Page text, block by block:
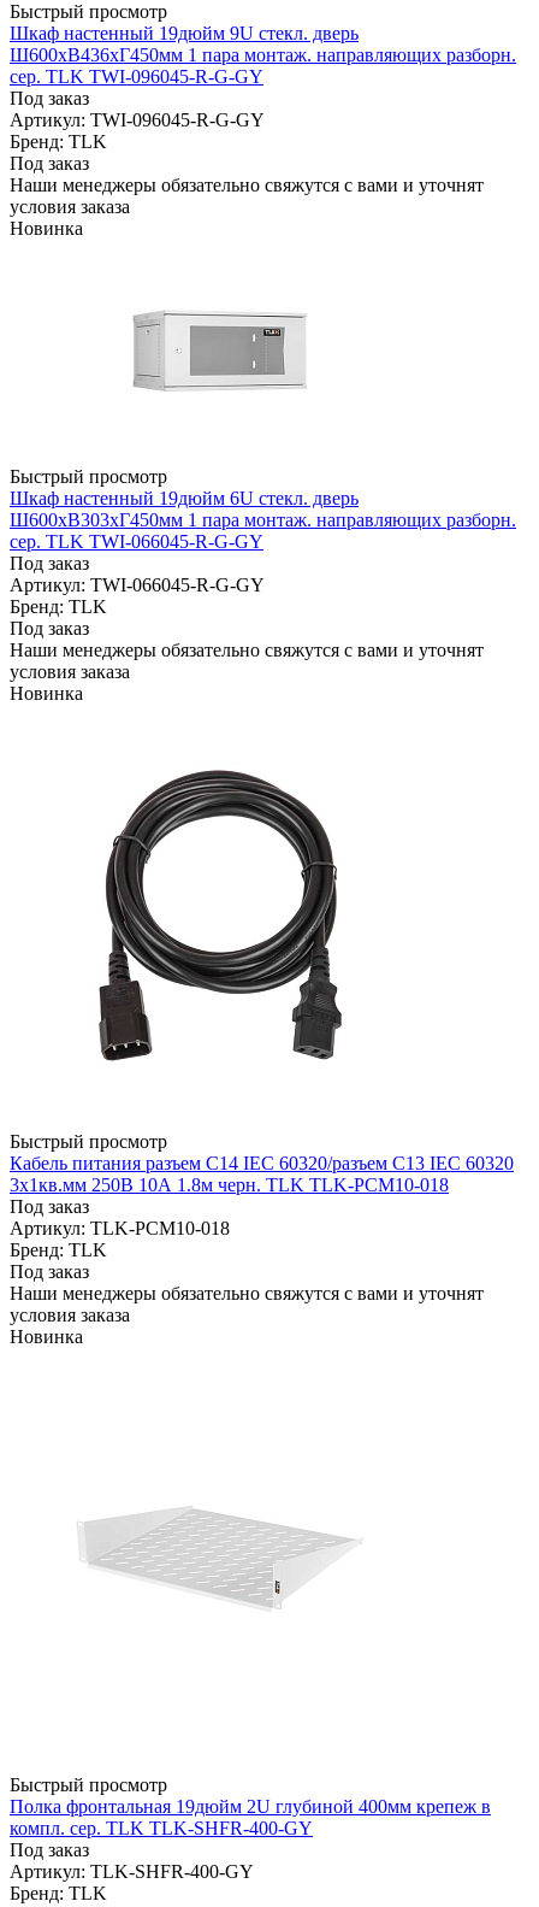
Быстрый просмотр
Шкаф настенный 19дюйм 9U стекл. дверь
Ш600хВ436хГ450мм 1 пара монтаж. направляющих разборн.
сер. TLK TWI-096045-R-G-GY
Под заказ
Артикул: TWI-096045-R-G-GY
Бренд: TLK
Под заказ
Наши менеджеры обязательно свяжутся с вами и уточнят
условия заказа
Новинка
Быстрый просмотр
Шкаф настенный 19дюйм 6U стекл. дверь
Ш600хВ303хГ450мм 1 пара монтаж. направляющих разборн.
сер. TLK TWI-066045-R-G-GY
Под заказ
Артикул: TWI-066045-R-G-GY
Бренд: TLK
Под заказ
Наши менеджеры обязательно свяжутся с вами и уточнят
условия заказа
Новинка
Быстрый просмотр
Кабель питания разъем C14 IEC 60320/разъем C13 IEC 60320
3х1кв.мм 250В 10А 1.8м черн. TLK TLK-PCM10-018
Под заказ
Артикул: TLK-PCM10-018
Бренд: TLK
Под заказ
Наши менеджеры обязательно свяжутся с вами и уточнят
условия заказа
Новинка
Быстрый просмотр
Полка фронтальная 19дюйм 2U глубиной 400мм крепеж в
компл. сер. TLK TLK-SHFR-400-GY
Под заказ
Артикул: TLK-SHFR-400-GY
Бренд: TLK